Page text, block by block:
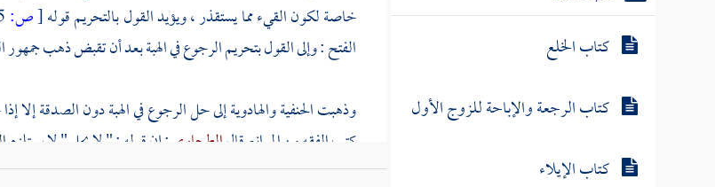
كتاب الخلع
كتاب الرجعة والإباحة للزوج الأول
كتاب الإيلاء
خاصة لكون القيء مما يستقذر ، ويؤيد القول بالتحريم قوله[ص:
الفتح : وإلى القول بتحريم الرجوع في الهبة بعد أن تقبض ذهب جمهور
وذهبت الحنفيةوالهادويةإلى حل الرجوع في الهبة دون الصدقة
كتب الفقه من الموانع قالالطحاوي : إن قوله : " لا يحل " لا
له من حيث يحل لغيره من ذوي الحاجة ، وأراد بذلك التغليظ في